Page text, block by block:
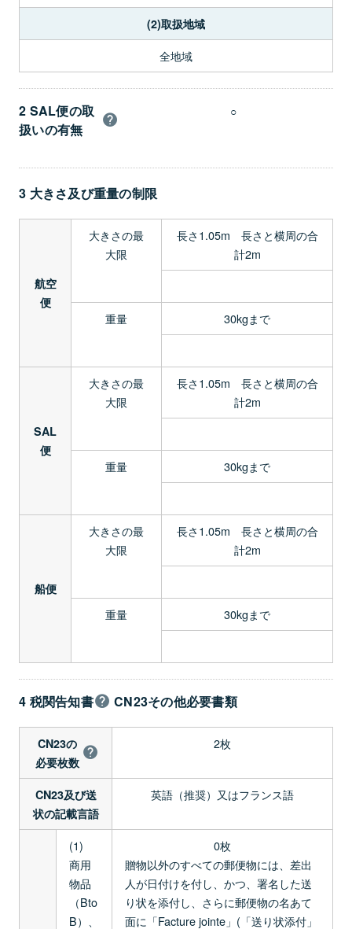
(2)取扱地域
全地域
2 SAL便の取
扱いの有無
○
3 大きさ及び重量の制限
航空
便
大きさの最
大限
長さ1.05m 長さと横周の合
計2m
重量 30kgまで
SAL
便
大きさの最
大限
長さ1.05m 長さと横周の合
計2m
重量 30kgまで
船便
大きさの最
大限
長さ1.05m 長さと横周の合
計2m
重量 30kgまで
4 税関告知書 CN23その他必要書類
CN23の
必要枚数
2枚
CN23及び送
状の記載言語
英語（推奨）又はフランス語
(1)
商用
物品
（Bto
B）、
0枚
贈物以外のすべての郵便物には、差出
人が日付けを付し、かつ、署名した送
り状を添付し、さらに郵便物の名あて
面に「Facture jointe」(「送り状添付」